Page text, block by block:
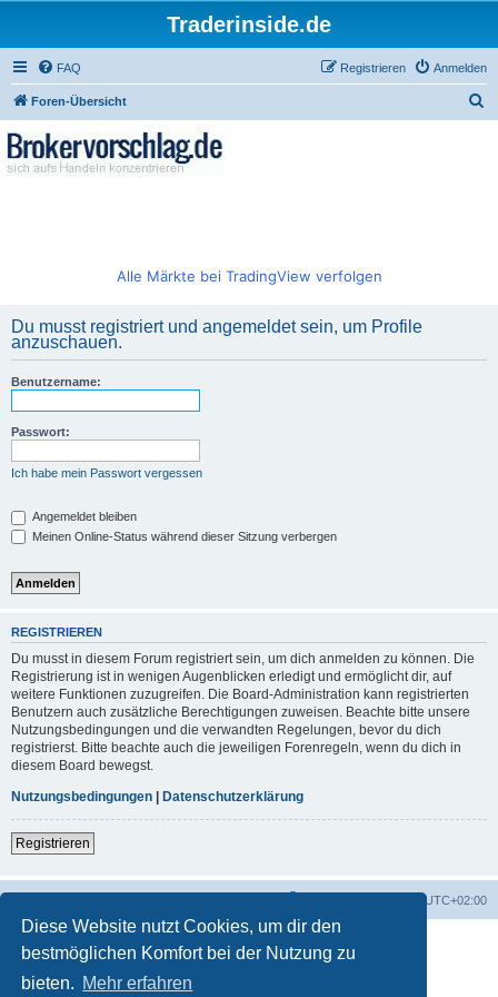
Diese Website nutzt Cookies, um dir den
bestmöglichen Komfort bei der Nutzung zu
bieten. Mehr erfahren
Traderinside.de
FAQ Anmelden
Registrieren
Foren-Übersicht
Alle Märkte bei TradingView verfolgen
Du musst registriert und angemeldet sein, um Profile
anzuschauen.
Benutzername:
Passwort:
Ich habe mein Passwort vergessen
Angemeldet bleiben
Meinen Online-Status während dieser Sitzung verbergen
REGISTRIEREN
Du musst in diesem Forum registriert sein, um dich anmelden zu können. Die
Registrierung ist in wenigen Augenblicken erledigt und ermöglicht dir, auf
weitere Funktionen zuzugreifen. Die Board-Administration kann registrierten
Benutzern auch zusätzliche Berechtigungen zuweisen. Beachte bitte unsere
Nutzungsbedingungen und die verwandten Regelungen, bevor du dich
registrierst. Bitte beachte auch die jeweiligen Forenregeln, wenn du dich in
diesem Board bewegst.
Nutzungsbedingungen | Datenschutzerklärung
Registrieren
UTC+02:00